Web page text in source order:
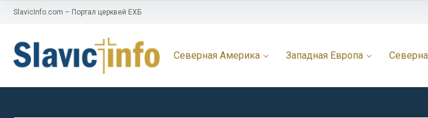
SlavicInfo.com – Портал церквей ЕХБ
Северная Америка Западная Европа